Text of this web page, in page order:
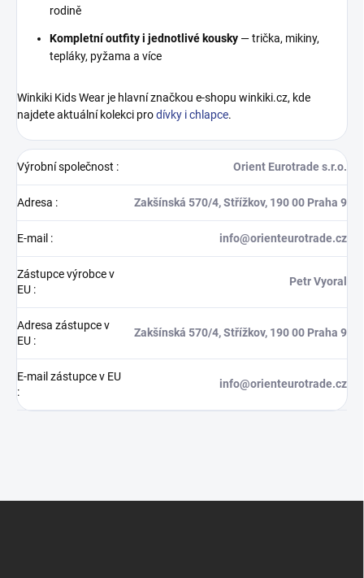
rodině
Kompletní outfity i jednotlivé kousky — trička, mikiny,
tepláky, pyžama a více
Winkiki Kids Wear je hlavní značkou e-shopu winkiki.cz, kde
najdete aktuální kolekci prodívky i chlapce.
Výrobní společnost : Orient Eurotrade s.r.o.
Adresa : Zakšínská 570/4, Střížkov, 190 00 Praha 9
E-mail : info@orienteurotrade.cz
Zástupce výrobce v
EU :
Petr Vyoral
Adresa zástupce v
EU :
Zakšínská 570/4, Střížkov, 190 00 Praha 9
E-mail zástupce v EU
:
info@orienteurotrade.cz